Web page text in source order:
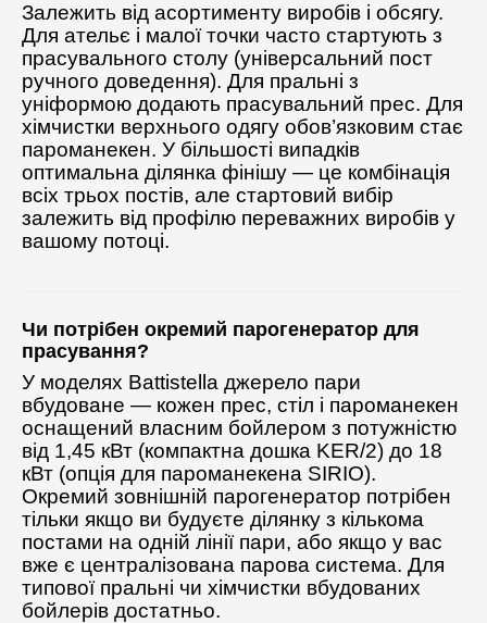
Залежить від асортименту виробів і обсягу.
Для ательє і малої точки часто стартують з
прасувального столу (універсальний пост
ручного доведення). Для пральні з
уніформою додають прасувальний прес. Для
хімчистки верхнього одягу обов’язковим стає
пароманекен. У більшості випадків
оптимальна ділянка фінішу — це комбінація
всіх трьох постів, але стартовий вибір
залежить від профілю переважних виробів у
вашому потоці.
Чи потрібен окремий парогенератор для
прасування?
У моделях Battistella джерело пари
вбудоване — кожен прес, стіл і пароманекен
оснащений власним бойлером з потужністю
від 1,45 кВт (компактна дошка KER/2) до 18
кВт (опція для пароманекена SIRIO).
Окремий зовнішній парогенератор потрібен
тільки якщо ви будуєте ділянку з кількома
постами на одній лінії пари, або якщо у вас
вже є централізована парова система. Для
типової пральні чи хімчистки вбудованих
бойлерів достатньо.